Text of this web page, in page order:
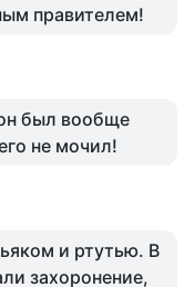
правителем!
был вообще
не мочил!
и ртутью. В
захоронение,